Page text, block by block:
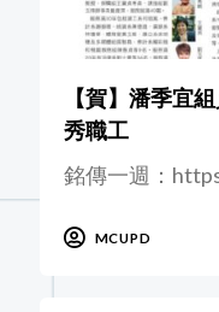
【賀】潘季宜
秀職工
銘傳一週：
MCUPD